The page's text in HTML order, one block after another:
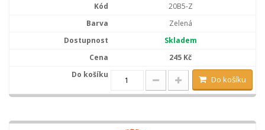
20B5-Z
Zelená
Skladem
245 Kč
Do košíku